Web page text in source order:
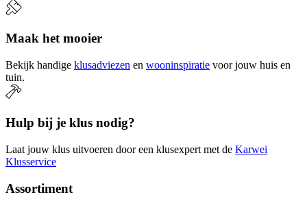
Maak het mooier
Bekijk handige klusadviezen en wooninspiratie voor jouw huis en
tuin.
Hulp bij je klus nodig?
Laat jouw klus uitvoeren door een klusexpert met de Karwei
Klusservice
Assortiment